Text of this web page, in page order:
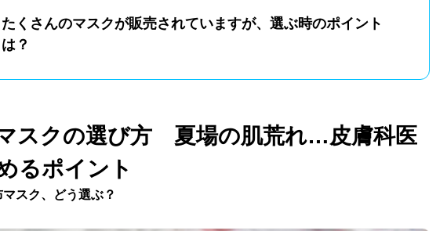
たくさんのマスクが販売されていますが、選ぶ時のポイント
は？
スクの選び方 夏場の肌荒れ…皮膚科医
るポイント
スク、どう選ぶ？